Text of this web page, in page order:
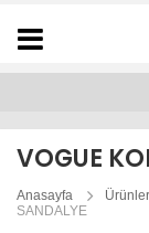
Navigation
VOGUE
Anasayfa
SANDALYE